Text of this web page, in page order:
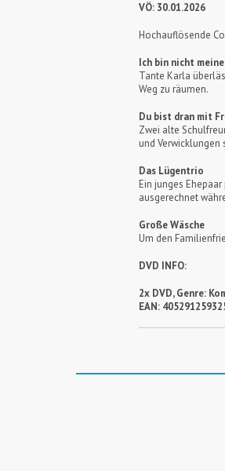
VÖ: 30.01.2026
Hochauflösende
Ich bin nicht
Tante Karla
Weg zu räumen.
Du bist dran mit
Zwei alte
und
Das Lügentrio
Ein junges
ausgerechnet
Große Wäsche
Um den
DVD INFO:
2x DVD, Genre:
EAN: